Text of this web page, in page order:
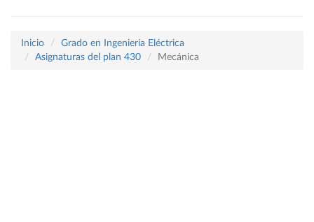
Inicio
Grado en Ingeniería Eléctrica
Asignaturas del plan 430
Mecánica